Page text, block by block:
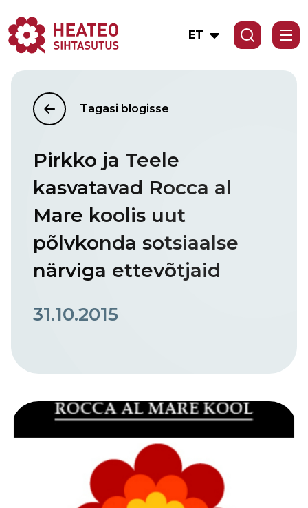
ET
Tagasi blogisse
Pirkko ja Teele
kasvatavad Rocca al
Mare koolis uut
põlvkonda sotsiaalse
närviga ettevõtjaid
31.10.2015